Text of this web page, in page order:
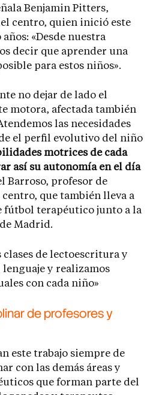
Benjamin Pitters,
centro, quien inició este
«Desde nuestra
decir que aprender una
para estos niños».
no dejar de lado el
motora, afectada también
las necesidades
el perfil evolutivo del niño
motrices de cada
así su autonomía en el día
Barroso, profesor de
que también lleva a
fútbol terapéutico junto a la
Madrid.
clases de lectoescritura y
y realizamos
con cada niño»
de profesores y
este trabajo siempre de
con las demás áreas y
que forman parte del